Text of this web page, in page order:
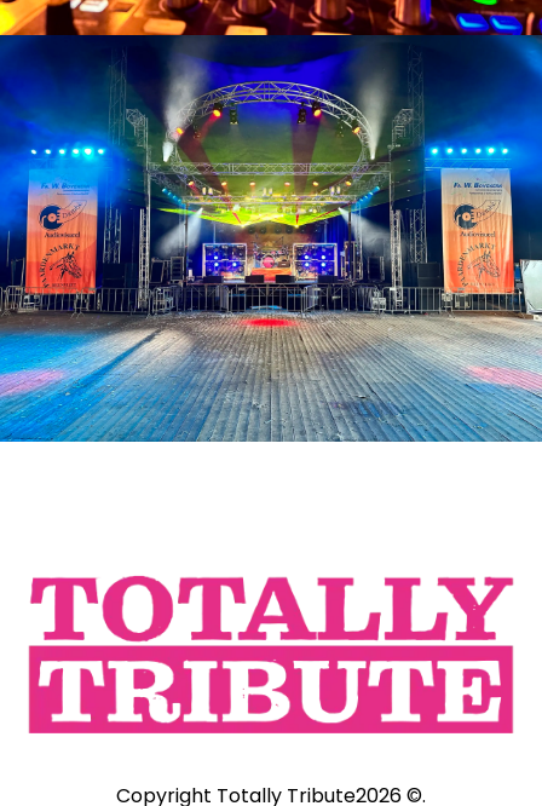
Copyright Totally Tribute2026 ©.